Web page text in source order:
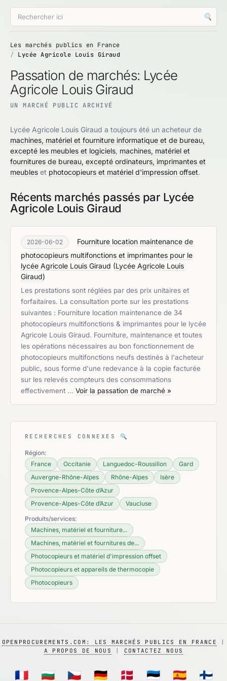
🔍
Les marchés publics en France
Lycée Agricole Louis Giraud
Passation de marchés: Lycée
Agricole Louis Giraud
UN MARCHÉ PUBLIC ARCHIVÉ
Lycée Agricole Louis Giraud a toujours été un acheteur de
machines, matériel et fourniture informatique et de bureau,
excepté les meubles et logiciels machines, matériel et
fournitures de bureau, excepté ordinateurs, imprimantes et
meubles et photocopieurs et matériel d'impression offset.
Récents marchés passés par Lycée
Agricole Louis Giraud
2026-06-02
Fourniture location maintenance de
photocopieurs multifonctions et imprimantes pour le
lycée Agricole Louis Giraud (Lycée Agricole Louis
Giraud)
Les prestations sont réglées par des prix unitaires et
forfaitaires. La consultation porte sur les prestations
suivantes : Fourniture location maintenance de 34
photocopieurs multifonctions & imprimantes pour le lycée
Agricole Louis Giraud. Fourniture, maintenance et toutes
les opérations nécessaires au bon fonctionnement de
photocopieurs multifonctions neufs destinés à l'acheteur
public, sous forme d'une redevance à la copie facturée
sur les relevés compteurs des consommations
effectivement … Voir la passation de marché »
RECHERCHES CONNEXES 🔍
Région:
France
Occitanie Languedoc-Roussillon
Gard
Auvergne-Rhône-Alpes
Rhône-Alpes
Isère
Provence-Alpes-Côte d’Azur
Provence-Alpes-Côte d’Azur
Vaucluse
Produits/services:
Machines, matériel et fourniture...
Machines, matériel et fournitures de...
Photocopieurs et matériel d'impression offset
Photocopieurs et appareils de thermocopie
Photocopieurs
OPENPROCUREMENTS.COM: LES MARCHÉS PUBLICS EN FRANCE
A PROPOS DE NOUS
CONTACTEZ NOUS
🇫🇷 🇧🇬 🇨🇿 🇩🇪 🇩🇰 🇪🇪 🇪🇸 🇫🇮